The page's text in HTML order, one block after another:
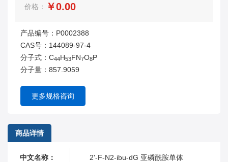
价格： ￥0.00
产品编号：P0002388
CAS号：144089-97-4
分子式：C44H53FN7O8P
分子量：857.9059
更多规格咨询
商品详情
中文名称： 2'-F-N2-ibu-dG 亚磷酰胺单体